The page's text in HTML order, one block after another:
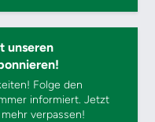
unseren
Folge den
informiert. Jetzt
verpassen!